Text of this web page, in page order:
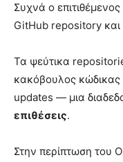
Συχνά ο
GitHub repository και
Τα ψεύτικα
κακόβουλος κώδικας
updates — μια
επιθέσεις.
Στην περίπτωση του